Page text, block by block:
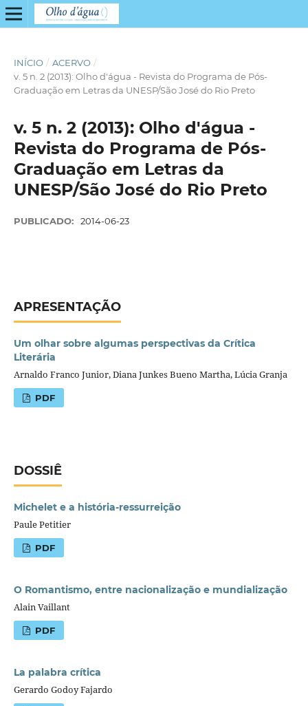
INÍCIO / ACERVO /
v. 5 n. 2 (2013): Olho d'água - Revista do Programa de Pós-
Graduação em Letras da UNESP/São José do Rio Preto
v. 5 n. 2 (2013): Olho d'água -
Revista do Programa de Pós-
Graduação em Letras da
UNESP/São José do Rio Preto
PUBLICADO: 2014-06-23
APRESENTAÇÃO
Um olhar sobre algumas perspectivas da Crítica
Literária
Arnaldo Franco Junior, Diana Junkes Bueno Martha, Lúcia Granja
PDF
DOSSIÊ
Michelet e a história-ressurreição
Paule Petitier
PDF
O Romantismo, entre nacionalização e mundialização
Alain Vaillant
PDF
La palabra crítica
Gerardo Godoy Fajardo